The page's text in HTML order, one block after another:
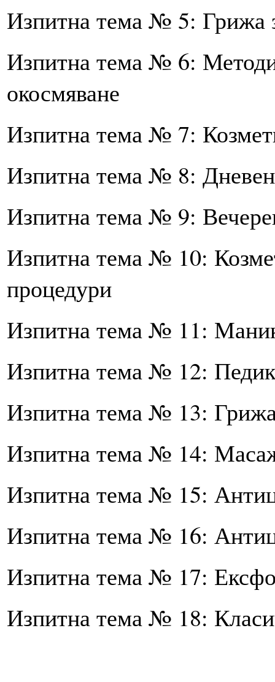
Изпитна тема № 5: Грижа
Изпитна тема № 6: Методи
окосмяване
Изпитна тема № 7:
Изпитна тема № 8:
Изпитна тема № 9:
Изпитна тема № 10:
процедури
Изпитна тема № 11:
Изпитна тема № 12:
Изпитна тема № 13: Грижа
Изпитна тема № 14:
Изпитна тема № 15:
Изпитна тема № 16:
Изпитна тема № 17:
Изпитна тема № 18: